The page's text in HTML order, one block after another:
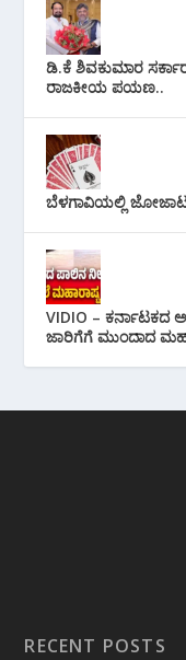
ಡಿ.ಕೆ ಶಿವಕುಮಾರ
ರಾಜಕೀಯ ಪಯಣ..
ಬೆಳಗಾವಿಯಲ್ಲಿ
VIDIO –
ಜಾರಿಗೆಗೆ ಮುಂದಾದ
RECENT POSTS